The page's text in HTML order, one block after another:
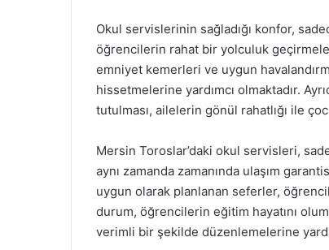
Okul servislerinin sağladığı konfor,
öğrencilerin rahat bir yolculuk
emniyet kemerleri ve uygun
hissetmelerine yardımcı olmaktadır.
tutulması, ailelerin gönül rahatlığı ile
Mersin Toroslar’daki okul servisleri,
aynı zamanda zamanında ulaşım
uygun olarak planlanan seferler,
durum, öğrencilerin eğitim hayatını
verimli bir şekilde düzenlemelerine